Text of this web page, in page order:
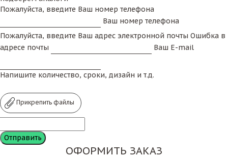
Пожалуйста, введите Ваш номер телефона
Ваш номер телефона
Пожалуйста, введите Ваш адрес электронной почты Ошибка в
адресе почты
Ваш E-mail
Напишите количество, сроки, дизайн и т.д.
Прикрепить файлы
ОФОРМИТЬ ЗАКАЗ